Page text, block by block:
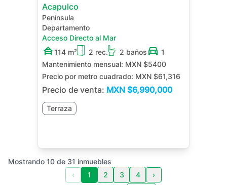
Acapulco
Península
Departamento
Acceso Directo al Mar
114 m²
2 rec. 2 baños
1
Mantenimiento mensual: MXN $5400
Precio por metro cuadrado: MXN $61,316
Precio de venta: MXN $6,990,000
Terraza
Mostrando 10 de 31 inmuebles
‹
1 2 3 4
›